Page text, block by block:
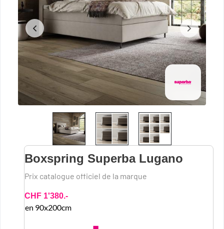
Boxspring Superba Lugano
Prix catalogue officiel de la marque
CHF 1'380.-
en 90x200cm